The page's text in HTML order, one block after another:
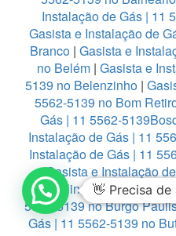
Instalação de Gás | 11
Gasista e Instalação de
Branco| Gasista e
no Belém | Gasista e
5139 no Belenzinho |
5562-5139 no Bom
Gás | 11 5562-
Instalação de Gás | 11
Instalação de Gás | 11
Gasista e Instalação
Brooklin Paulista|
5562-5139 no Burgo
Gás | 11 5562-5139 no
👋 Precisa de